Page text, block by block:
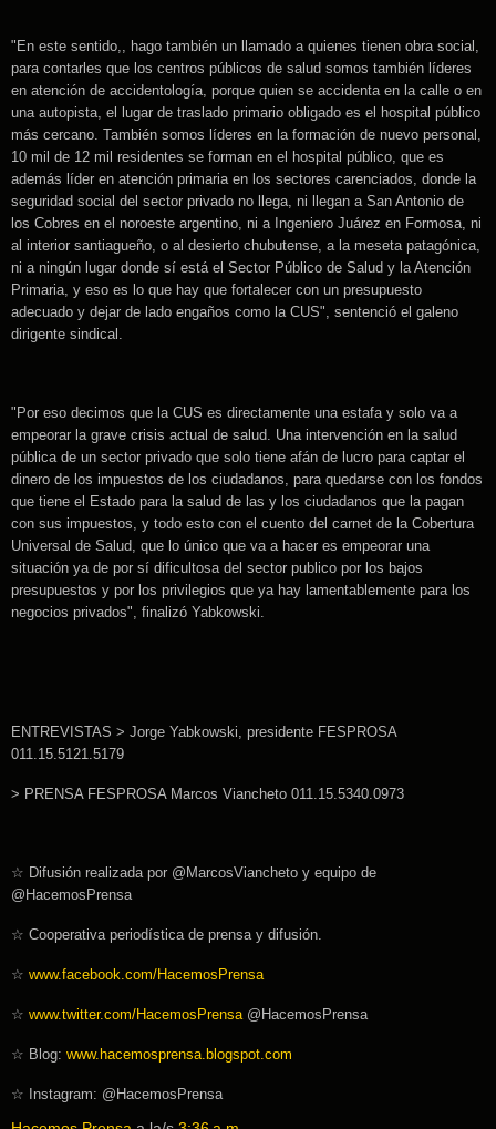
"En este sentido,, hago también un llamado a quienes tienen obra social,
para contarles que los centros públicos de salud somos también líderes
en atención de accidentología, porque quien se accidenta en la calle o en
una autopista, el lugar de traslado primario obligado es el hospital público
más cercano. También somos líderes en la formación de nuevo personal,
10 mil de 12 mil residentes se forman en el hospital público, que es
además líder en atención primaria en los sectores carenciados, donde la
seguridad social del sector privado no llega, ni llegan a San Antonio de
los Cobres en el noroeste argentino, ni a Ingeniero Juárez en Formosa, ni
al interior santiagueño, o al desierto chubutense, a la meseta patagónica,
ni a ningún lugar donde sí está el Sector Público de Salud y la Atención
Primaria, y eso es lo que hay que fortalecer con un presupuesto
adecuado y dejar de lado engaños como la CUS", sentenció el galeno
dirigente sindical.
"Por eso decimos que la CUS es directamente una estafa y solo va a
empeorar la grave crisis actual de salud. Una intervención en la salud
pública de un sector privado que solo tiene afán de lucro para captar el
dinero de los impuestos de los ciudadanos, para quedarse con los fondos
que tiene el Estado para la salud de las y los ciudadanos que la pagan
con sus impuestos, y todo esto con el cuento del carnet de la Cobertura
Universal de Salud, que lo único que va a hacer es empeorar una
situación ya de por sí dificultosa del sector publico por los bajos
presupuestos y por los privilegios que ya hay lamentablemente para los
negocios privados", finalizó Yabkowski.
ENTREVISTAS > Jorge Yabkowski, presidente FESPROSA
011.15.5121.5179
> PRENSA FESPROSA Marcos Viancheto 011.15.5340.0973
☆ Difusión realizada por @MarcosViancheto y equipo de
@HacemosPrensa
☆ Cooperativa periodística de prensa y difusión.
☆ www.facebook.com/HacemosPrensa
☆ www.twitter.com/HacemosPrensa @HacemosPrensa
☆ Blog: www.hacemosprensa.blogspot.com
☆ Instagram: @HacemosPrensa